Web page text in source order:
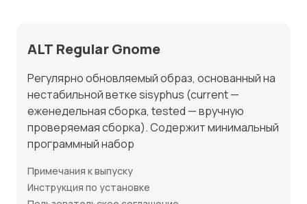
ALT Regular Gnome
Регулярно обновляемый образ, основанный на
нестабильной ветке sisyphus (current —
еженедельная сборка, tested — вручную
проверяемая сборка). Содержит минимальный
программный набор
Примечания к выпуску
Инструкция по установке